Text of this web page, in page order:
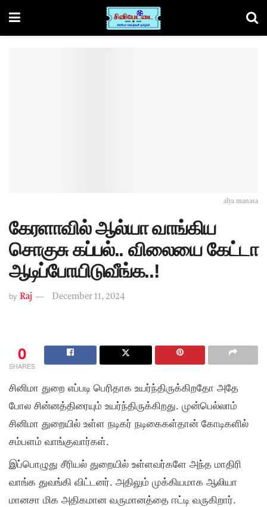
alya manasa
கேரளாவில் ஆல்யா வாங்கிய
சொகுசு கப்பல்.. விலையை கேட்டா
ஆடிப்போயிடுவீங்க..!
by Raj December 11, 2024
0
SHARES
சினிமா துறை எப்படி பெரிதாக உயர்ந்திருக்கிறதோ அதே
போல சின்னத்திரையும் உயர்ந்திருக்கிறது. முன்பெல்லாம்
சினிமா துறையில் உள்ள நடிகர் நடிகைகள்தான் கோடிகளில்
சம்பளம் வாங்குவார்கள்.
இப்பொழுது சீரியல் துறையில் உள்ளவர்களே அந்த மாதிரி
வாங்க துவங்கி விட்டனர். அதிலும் முக்கியமாக ஆலியா
மானசா மிக அதிகமான வருமானத்தை ஈட்டி வருகிறார்.